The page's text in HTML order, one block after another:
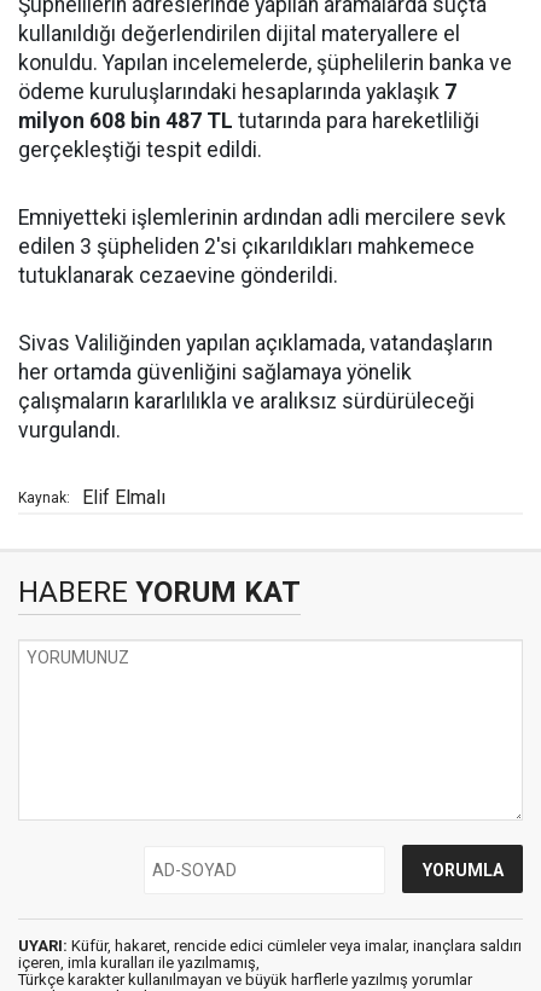
kullanıldığı değerlendirilen dijital materyallere el
konuldu. Yapılan incelemelerde, şüphelilerin banka ve
ödeme kuruluşlarındaki hesaplarında yaklaşık 7
milyon 608 bin 487 TL tutarında para hareketliliği
gerçekleştiği tespit edildi.
Emniyetteki işlemlerinin ardından adli mercilere sevk
edilen 3 şüpheliden 2'si çıkarıldıkları mahkemece
tutuklanarak cezaevine gönderildi.
Sivas Valiliğinden yapılan açıklamada, vatandaşların
her ortamda güvenliğini sağlamaya yönelik
çalışmaların kararlılıkla ve aralıksız sürdürüleceği
vurgulandı.
Kaynak: Elif Elmalı
HABERE YORUM KAT
UYARI: Küfür, hakaret, rencide edici cümleler veya imalar, inançlara saldırı
içeren, imla kuralları ile yazılmamış,
Türkçe karakter kullanılmayan ve büyük harflerle yazılmış yorumlar